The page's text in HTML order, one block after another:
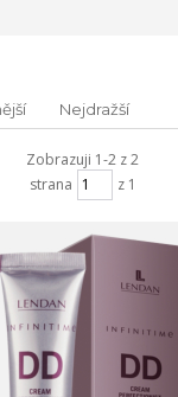
Nejdražší
Zobrazuji 1-2 z 2
strana
z 1